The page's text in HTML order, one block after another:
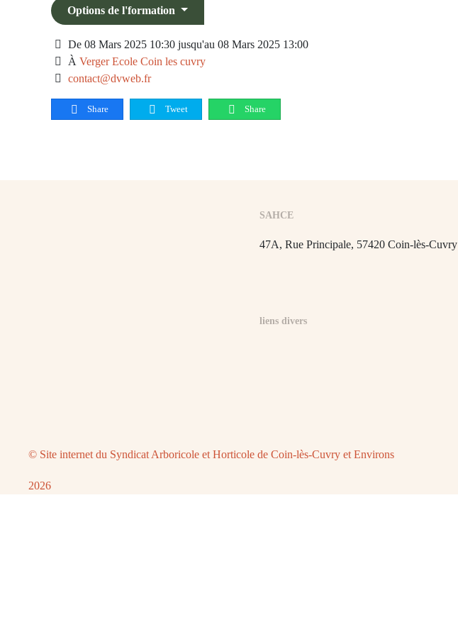
Options de l'formation
De 08 Mars 2025 10:30 jusqu'au 08 Mars 2025 13:00
À Verger Ecole Coin les cuvry
contact@dvweb.fr
Share Tweet Share
SAHCE
47A, Rue Principale, 57420 Coin-lès-Cuvry
liens divers
© Site internet du Syndicat Arboricole et Horticole de Coin-lès-Cuvry et Environs
2026